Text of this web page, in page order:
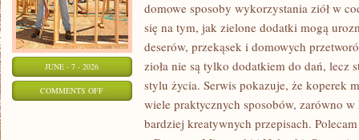
JUNE - 7 - 2026
COMMENTS OFFON
PRZEWODNIK
domowe sposoby wykorzystania ziół w
się na tym, jak zielone dodatki mogą
deserów, przekąsek i domowych
zioła nie są tylko dodatkiem do dań, lecz
stylu życia. Serwis pokazuje, że koperek
wiele praktycznych sposobów, zarówno
bardziej kreatywnych przepisach.